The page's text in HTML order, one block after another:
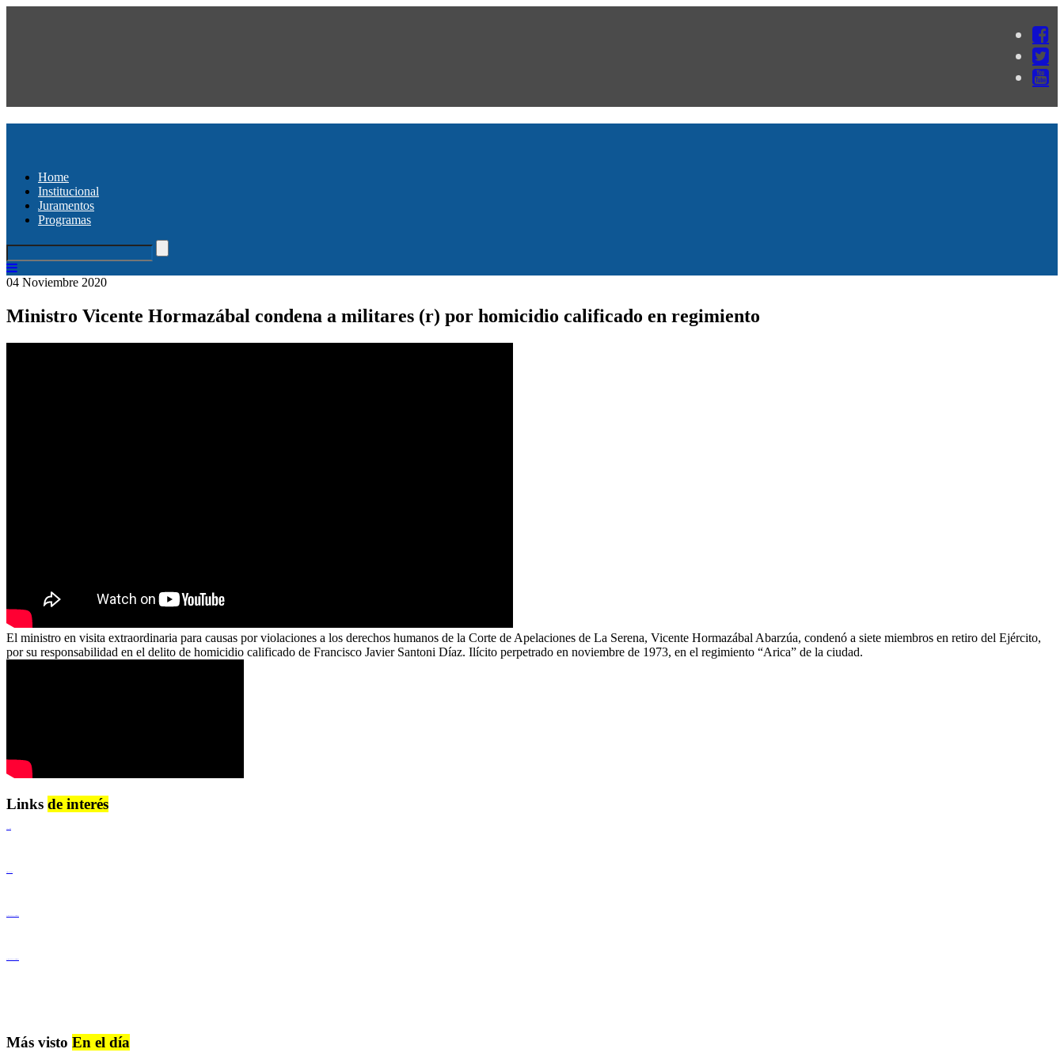
Home
Institucional
Juramentos
Programas
04 Noviembre 2020
Ministro Vicente Hormazábal condena a militares (r) por homicidio calificado en regimiento
El ministro en visita extraordinaria para causas por violaciones a los derechos humanos de la Corte de Apelaciones de La Serena, Vicente Hormazábal Abarzúa, condenó a siete miembros en retiro del Ejército,
por su responsabilidad en el delito de homicidio calificado de Francisco Javier Santoni Díaz. Ilícito perpetrado en noviembre de 1973, en el regimiento “Arica” de la ciudad.
Links de interés
Más visto En el día